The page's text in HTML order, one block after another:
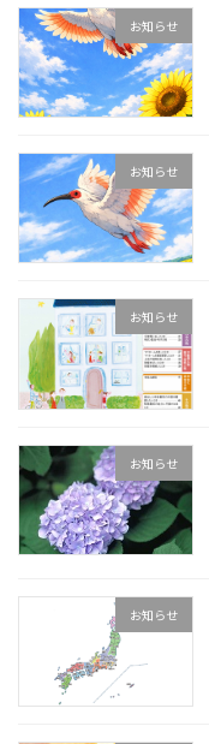
お知らせ
お知らせ
お知らせ
お知らせ
お知らせ